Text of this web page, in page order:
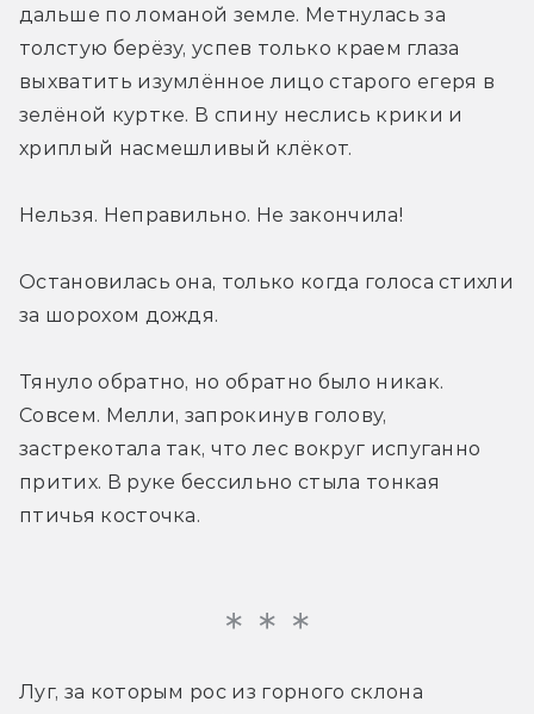
дальше по ломаной земле. Метнулась за
толстую берёзу, успев только краем глаза
выхватить изумлённое лицо старого егеря в
зелёной куртке. В спину неслись крики и
хриплый насмешливый клёкот.
Нельзя. Неправильно. Не закончила!
Остановилась она, только когда голоса стихли
за шорохом дождя.
Тянуло обратно, но обратно было никак.
Совсем. Мелли, запрокинув голову,
застрекотала так, что лес вокруг испуганно
притих. В руке бессильно стыла тонкая
птичья косточка.
Луг, за которым рос из горного склона